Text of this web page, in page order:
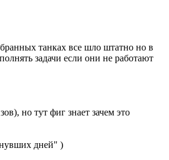
танках все шло штатно но в
задачи если они не работают
но тут фиг знает зачем это
дней" )